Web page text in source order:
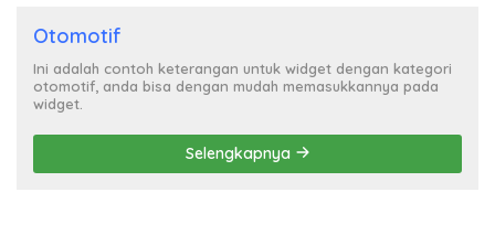
Otomotif
Ini adalah contoh keterangan untuk widget dengan kategori
otomotif, anda bisa dengan mudah memasukkannya pada
widget.
Selengkapnya